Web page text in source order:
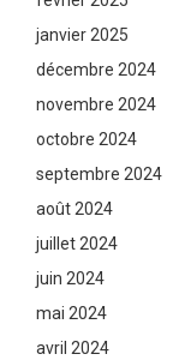
janvier 2025
décembre 2024
novembre 2024
octobre 2024
septembre 2024
août 2024
juillet 2024
juin 2024
mai 2024
avril 2024